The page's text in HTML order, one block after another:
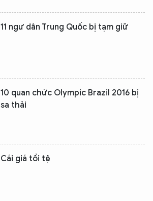
11 ngư dân Trung Quốc bị tạm giữ
10 quan chức Olympic Brazil 2016 bị
sa thải
Cái giá tồi tệ